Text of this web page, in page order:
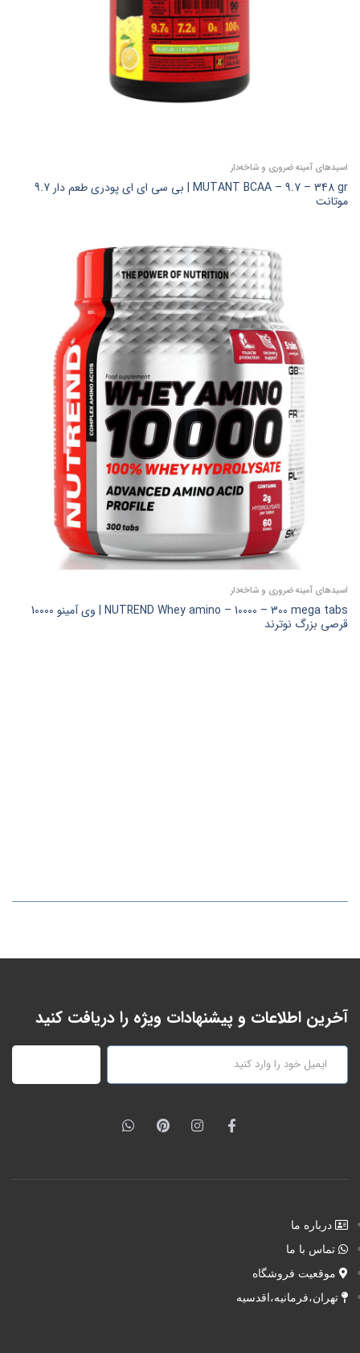
اسیدهای آمینه ضروری و شاخه‌دار
MUTANT BCAA – 9.7 – 348 gr | بی سی ای ای پودری طعم دار 9.7
موتانت
اسیدهای آمینه ضروری و شاخه‌دار
NUTREND Whey amino – 10000 – 300 mega tabs | وی آمینو 10000
قرصی بزرگ نوترند
آخرین اطلاعات و پیشنهادات ویژه را دریافت کنید
درباره ما
تماس با ما
موقعیت فروشگاه
تهران،فرمانیه،اقدسیه